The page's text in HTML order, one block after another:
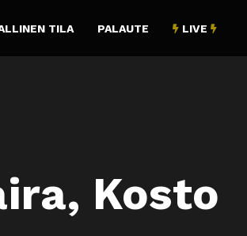
TILA PALAUTE  LIVE 
Kosto